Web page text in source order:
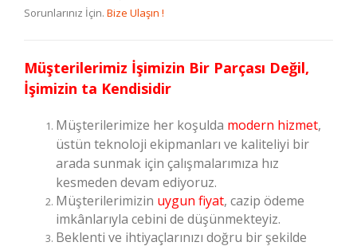
Sorunlarınız İçin. Bize Ulaşın !
Müşterilerimiz İşimizin Bir Parçası Değil,
İşimizin ta Kendisidir
Müşterilerimize her koşulda modern hizmet,
üstün teknoloji ekipmanları ve kaliteliyi bir
arada sunmak için çalışmalarımıza hız
kesmeden devam ediyoruz.
Müşterilerimizin uygun fiyat, cazip ödeme
imkânlarıyla cebini de düşünmekteyiz.
Beklenti ve ihtiyaçlarınızı doğru bir şekilde